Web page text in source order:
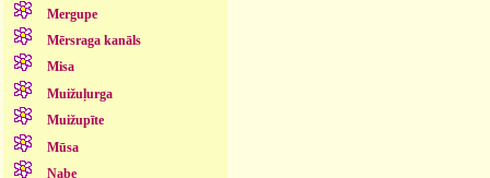
Mergupe
Mērsraga kanāls
Misa
Muižuļurga
Muižupīte
Mūsa
Nabe